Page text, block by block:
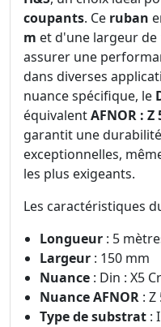
coupants. Ce ruban
m et d'une largeur de
assurer une
dans diverses
nuance spécifique, le
équivalentAFNOR : Z
garantit une
exceptionnelles,
les plus exigeants.
Les caractéristiques
Longueur : 5
Largeur : 150 mm
Nuance : Din : X5
Nuance AFNOR : Z
Type de substrat :